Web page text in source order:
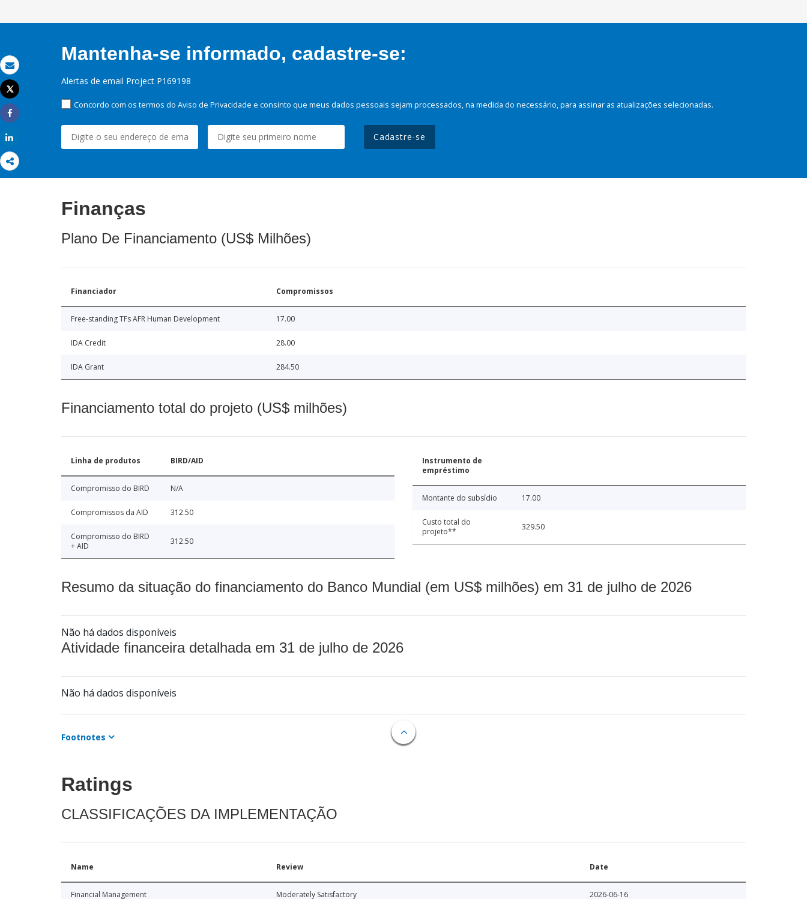
Email
Imprimir
Tweet
Share
Mantenha-se informado, cadastre-se:
Alertas de email Project P169198
Concordo com os termos do Aviso de Privacidade e consinto que meus dados pessoais sejam processados, na medida do necessário, para assinar as atualizações selecionadas.
Cadastre-se
Finanças
Plano De Financiamento (US$ Milhões)
Financiador Compromissos
Free-standing TFs AFR Human Development 17.00
IDA Credit 28.00
IDA Grant 284.50
Financiamento total do projeto (US$ milhões)
Linha de produtos BIRD/AID
Compromisso do BIRD N/A
Compromissos da AID 312.50
Compromisso do BIRD
+ AID
312.50
Instrumento de
empréstimo
Montante do subsídio 17.00
Custo total do
projeto**
329.50
Resumo da situação do financiamento do Banco Mundial (em US$ milhões) em 31 de julho de 2026
Não há dados disponíveis
Atividade financeira detalhada em 31 de julho de 2026
Não há dados disponíveis
Footnotes
Ratings
CLASSIFICAÇÕES DA IMPLEMENTAÇÃO
Name Review Date
Financial Management Moderately Satisfactory 2026-06-16